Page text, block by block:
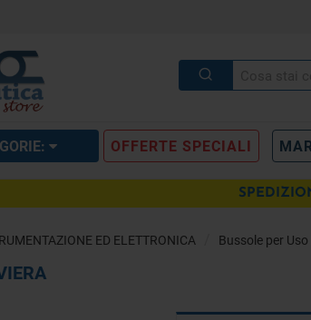
OFFERTE SPECIALI
ED ELETTRONICA Bussole per